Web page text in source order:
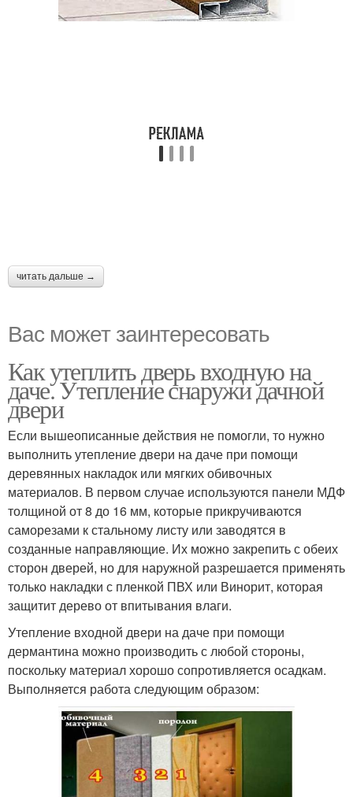
читать дальше →
Вас может заинтересовать
Как утеплить дверь входную на
даче. Утепление снаружи дачной
двери
Если вышеописанные действия не помогли, то нужно
выполнить утепление двери на даче при помощи
деревянных накладок или мягких обивочных
материалов. В первом случае используются панели МДФ
толщиной от 8 до 16 мм, которые прикручиваются
саморезами к стальному листу или заводятся в
созданные направляющие. Их можно закрепить с обеих
сторон дверей, но для наружной разрешается применять
только накладки с пленкой ПВХ или Винорит, которая
защитит дерево от впитывания влаги.
Утепление входной двери на даче при помощи
дермантина можно производить с любой стороны,
поскольку материал хорошо сопротивляется осадкам.
Выполняется работа следующим образом: